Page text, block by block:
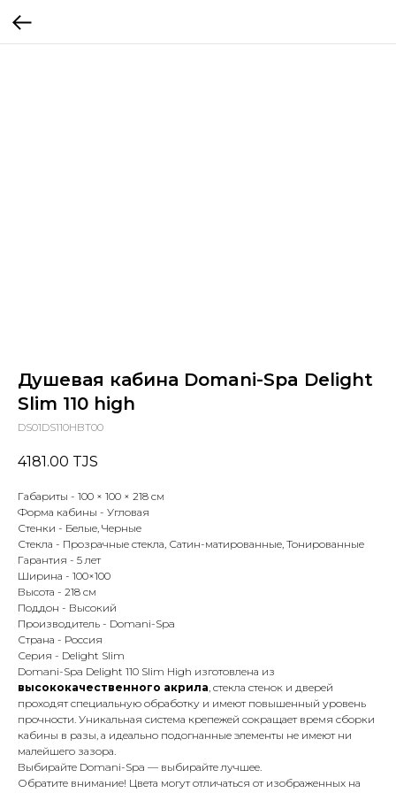
Душевая кабина Domani-Spa Delight
Slim 110 high
DS01DS110HBT00
4181.00 TJS
Габариты - 100 × 100 × 218 см
Форма кабины - Угловая
Стенки - Белые, Черные
Стекла - Прозрачные стекла, Сатин-матированные, Тонированные
Гарантия - 5 лет
Ширина - 100×100
Высота - 218 см
Поддон - Высокий
Производитель - Domani-Spa
Страна - Россия
Серия - Delight Slim
Domani-Spa Delight 110 Slim High изготовлена из
высококачественного акрила, стекла стенок и дверей
проходят специальную обработку и имеют повышенный уровень
прочности. Уникальная система крепежей сокращает время сборки
кабины в разы, а идеально подогнанные элементы не имеют ни
малейшего зазора.
Выбирайте Domani-Spa — выбирайте лучшее.
Обратите внимание! Цвета могут отличаться от изображенных на